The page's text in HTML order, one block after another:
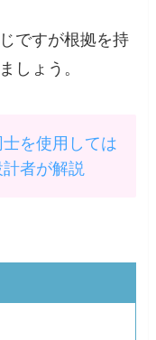
ですが根拠を持
しょう。
を使用しては
者が解説